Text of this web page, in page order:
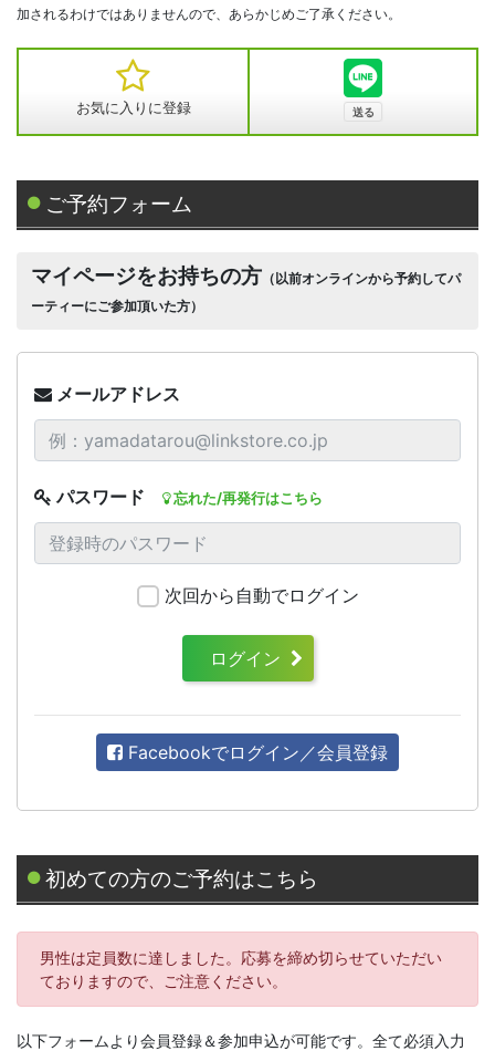
加されるわけではありませんので、あらかじめご了承ください。
お気に入りに登録
ご予約フォーム
マイページをお持ちの方 （以前オンラインから予約してパ
ーティーにご参加頂いた方）
メールアドレス
パスワード 忘れた/再発行はこちら
次回から自動でログイン
ログイン
Facebookでログイン／会員登録
初めての方のご予約はこちら
男性は定員数に達しました。応募を締め切らせていただい
ておりますので、ご注意ください。
以下フォームより会員登録＆参加申込が可能です。全て必須入力